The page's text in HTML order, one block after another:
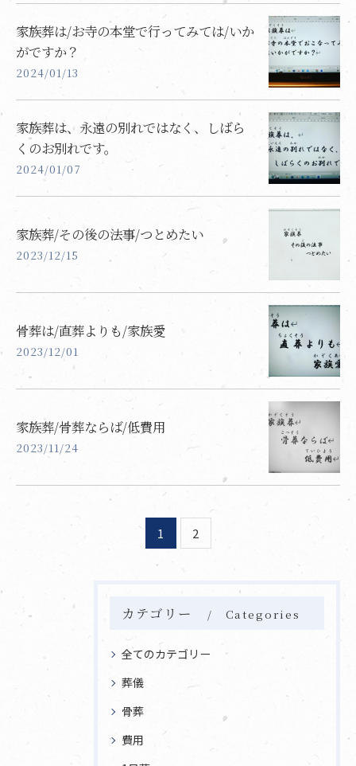
家族葬は/お寺の本堂で行ってみては/いか
がですか？
2024/01/13
家族葬は、永遠の別れではなく、しばら
くのお別れです。
2024/01/07
家族葬/その後の法事/つとめたい
2023/12/15
骨葬は/直葬よりも/家族愛
2023/12/01
家族葬/骨葬ならば/低費用
2023/11/24
1 2
カテゴリー Categories
全てのカテゴリー
葬儀
骨葬
費用